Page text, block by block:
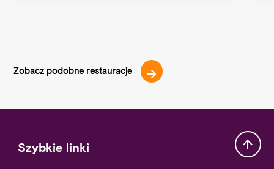
Zobacz podobne restauracje
Szybkie linki